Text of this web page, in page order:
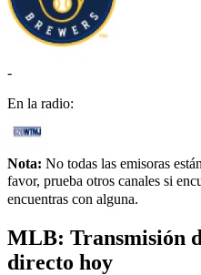
-
En la radio:
Nota: No todas las emisoras
favor, prueba otros canales si
encuentras con alguna.
MLB: Transmisión
directo hoy